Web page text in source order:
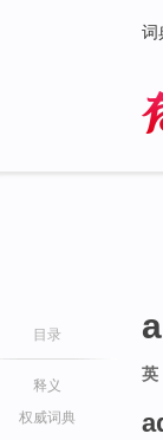
词
目录
释义
权威词典
英